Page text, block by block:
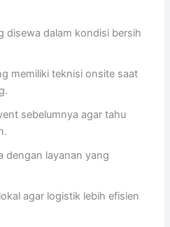
disewa dalam kondisi bersih
memiliki teknisi onsite saat
sebelumnya agar tahu
dengan layanan yang
agar logistik lebih efisien